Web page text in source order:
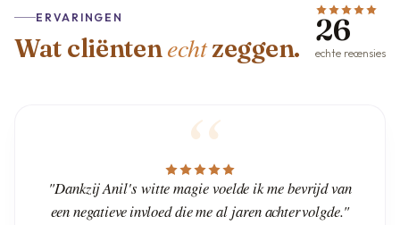
ERVARINGEN
Wat cliëntenechtzeggen.
26
echte recensies
"Dankzij Anil's witte magie voelde ik me bevrijd van
een negatieve invloed die me al jaren achtervolgde."